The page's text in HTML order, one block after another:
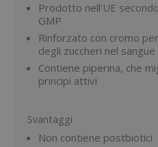
Prodotto nell’UE
GMP
Rinforzato con cromo
degli zuccheri nel sangue
Contiene piperina, che
principi attivi
Svantaggi
Non contiene postbiotici